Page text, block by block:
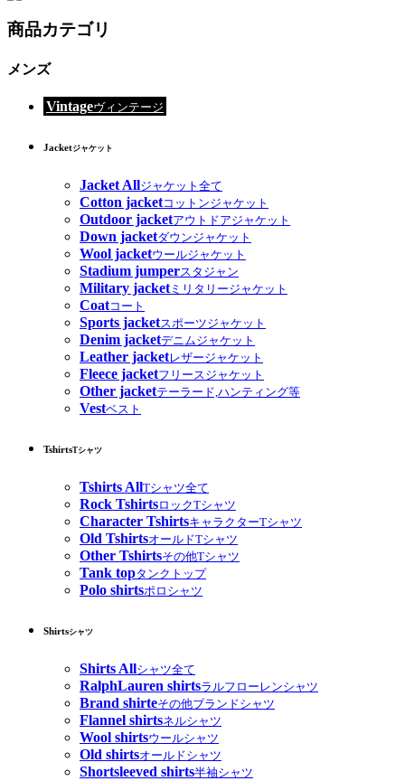
商品カテゴリ
メンズ
Vintageヴィンテージ
Jacketジャケット
Jacket Allジャケット全て
Cotton jacketコットンジャケット
Outdoor jacketアウトドアジャケット
Down jacketダウンジャケット
Wool jacketウールジャケット
Stadium jumperスタジャン
Military jacketミリタリージャケット
Coatコート
Sports jacketスポーツジャケット
Denim jacketデニムジャケット
Leather jacketレザージャケット
Fleece jacketフリースジャケット
Other jacketテーラード,ハンティング等
Vestベスト
TshirtsTシャツ
Tshirts AllTシャツ全て
Rock TshirtsロックTシャツ
Character TshirtsキャラクターTシャツ
Old TshirtsオールドTシャツ
Other Tshirtsその他Tシャツ
Tank topタンクトップ
Polo shirtsポロシャツ
Shirtsシャツ
Shirts Allシャツ全て
RalphLauren shirtsラルフローレンシャツ
Brand shirteその他ブランドシャツ
Flannel shirtsネルシャツ
Wool shirtsウールシャツ
Old shirtsオールドシャツ
Shortsleeved shirts半袖シャツ